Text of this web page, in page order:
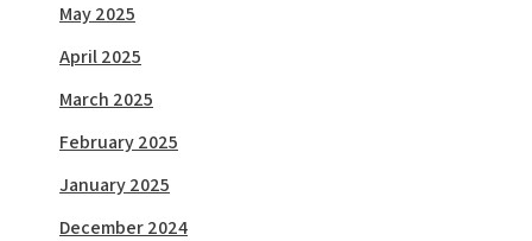
May 2025
April 2025
March 2025
February 2025
January 2025
December 2024